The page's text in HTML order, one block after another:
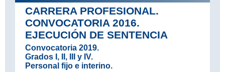
CARRERA PROFESIONAL.
CONVOCATORIA 2016.
EJECUCIÓN DE SENTENCIA
Convocatoria 2019.
Grados I, II, III y IV.
Personal fijo e interino.